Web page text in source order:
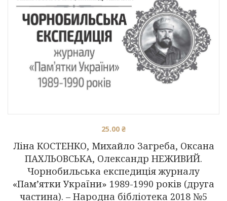
Ліна КОСТЕНКО, Михайло Загреба, Оксана
ПАХЛЬОВСЬКА, Олександр НЕЖИВИЙ.
Чорнобильська експедиція журналу
«Пам’ятки України» 1989-1990 років (друга
частина). – Народна бібліотека 2018 №5
25.00 ₴